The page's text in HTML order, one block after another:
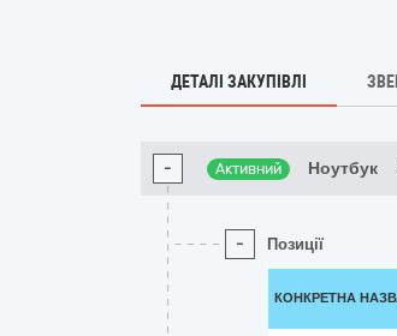
ДЕТАЛІ ЗАКУПІВЛІ
- Активний Ноутбук
- Позиції
КОНКРЕТНА